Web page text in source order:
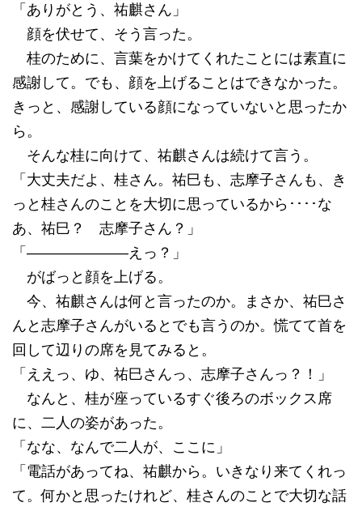
「ありがとう、祐麒さん」
顔を伏せて、そう言った。
桂のために、言葉をかけてくれたことには素直に
感謝して。でも、顔を上げることはできなかった。
きっと、感謝している顔になっていないと思ったか
ら。
そんな桂に向けて、祐麒さんは続けて言う。
「大丈夫だよ、桂さん。祐巳も、志摩子さんも、き
っと桂さんのことを大切に思っているから････な
あ、祐巳？ 志摩子さん？」
「―――――――えっ？」
がばっと顔を上げる。
今、祐麒さんは何と言ったのか。まさか、祐巳さ
んと志摩子さんがいるとでも言うのか。慌てて首を
回して辺りの席を見てみると。
「ええっ、ゆ、祐巳さんっ、志摩子さんっ？！」
なんと、桂が座っているすぐ後ろのボックス席
に、二人の姿があった。
「なな、なんで二人が、ここに」
「電話があってね、祐麒から。いきなり来てくれっ
て。何かと思ったけれど、桂さんのことで大切な話